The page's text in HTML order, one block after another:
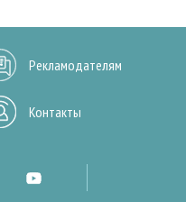
Рекламодателям
Контакты